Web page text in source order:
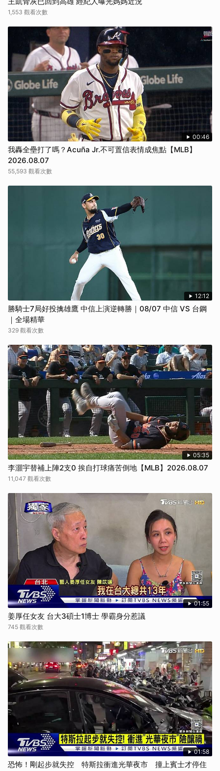
1,553 觀看次數
00:46
我轟全壘打了嗎？Acuña Jr.不可置信表情成焦點【MLB】
2026.08.07
55,593 觀看次數
12:12
勝騎士7局好投擒雄鷹 中信上演逆轉勝｜08/07 中信 VS 台鋼
｜全場精華
329 觀看次數
05:35
李灝宇替補上陣2支0 挨自打球痛苦倒地【MLB】2026.08.07
11,047 觀看次數
01:55
姜厚任女友 台大3碩士1博士 學霸身分惹議
745 觀看次數
01:58
恐怖！剛起步就失控 特斯拉衝進光華夜市 撞上賓士才停住